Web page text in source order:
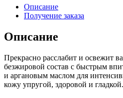
Описание
Получение заказа
Описание
Прекрасно расслабит и освежит
безжировой состав с быстрым
и аргановым маслом для
кожу упругой, здоровой и гладкой.